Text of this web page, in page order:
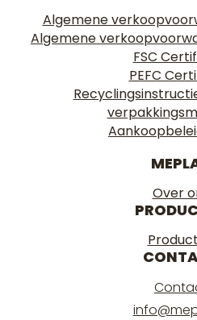
Algemene
Algemene
FSC
PEFC
Over